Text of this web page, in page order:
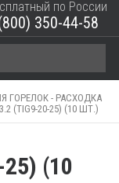
по России
350-44-58
ГОРЕЛОК - РАСХОДКА
(TIG9-20-25) (10 ШТ.)
(10
КОРЗИНУ